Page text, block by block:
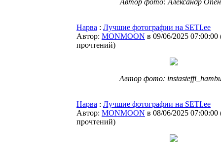
Автор фото: Александр
Нарва : Лучшие фотографии на SETI.ee
Автор: MONMOON в 09/06/2025 07:00:00
прочтений)
Автор фото:
Нарва : Лучшие фотографии на SETI.ee
Автор: MONMOON в 08/06/2025 07:00:00
прочтений)